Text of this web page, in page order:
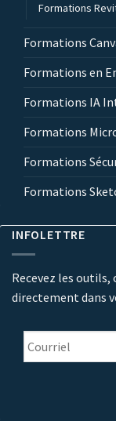
Formations
Formations
Formations en
Formations IA
Formations
Formations
Formations
INFOLETTRE
Recevez les
directement dans
Courriel *